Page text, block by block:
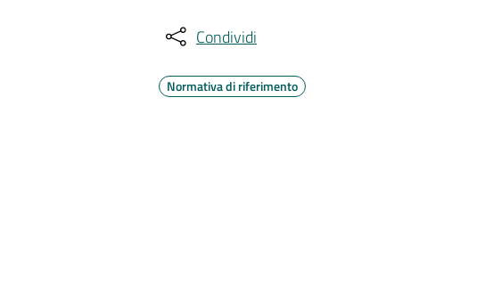
Condividi
Normativa di riferimento